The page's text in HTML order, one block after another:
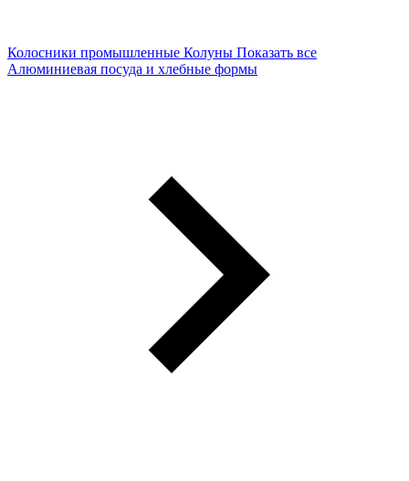
Колосники промышленные Колуны Показать все
Алюминиевая посуда и хлебные формы